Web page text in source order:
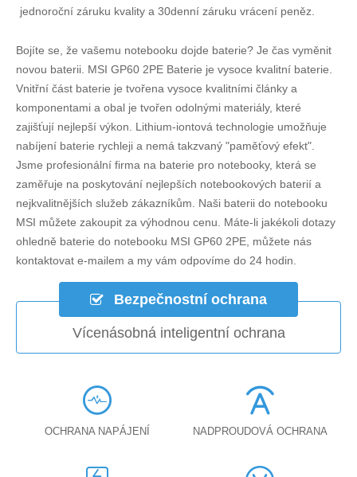
jednoroční záruku kvality a 30denní záruku vrácení peněz.
Bojíte se, že vašemu notebooku dojde baterie? Je čas vyměnit
novou baterii. MSI GP60 2PE Baterie je vysoce kvalitní baterie.
Vnitřní část baterie je tvořena vysoce kvalitními články a
komponentami a obal je tvořen odolnými materiály, které
zajišťují nejlepší výkon. Lithium-iontová technologie umožňuje
nabíjení baterie rychleji a nemá takzvaný "paměťový efekt".
Jsme profesionální firma na baterie pro notebooky, která se
zaměřuje na poskytování nejlepších notebookových baterií a
nejkvalitnějších služeb zákazníkům. Naši baterii do notebooku
MSI můžete zakoupit za výhodnou cenu. Máte-li jakékoli dotazy
ohledně baterie do notebooku MSI GP60 2PE, můžete nás
kontaktovat e-mailem a my vám odpovíme do 24 hodin.
Bezpečnostní ochrana
Vícenásobná inteligentní ochrana
OCHRANA NAPÁJENÍ NADPROUDOVÁ OCHRANA